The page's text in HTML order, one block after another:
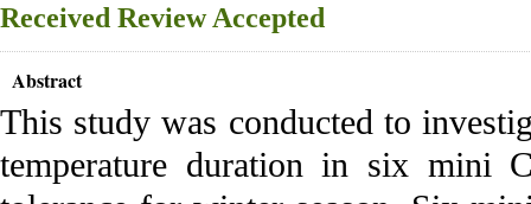
Received Review Accepted
Abstract
This study was conducted to
temperature duration in six mini